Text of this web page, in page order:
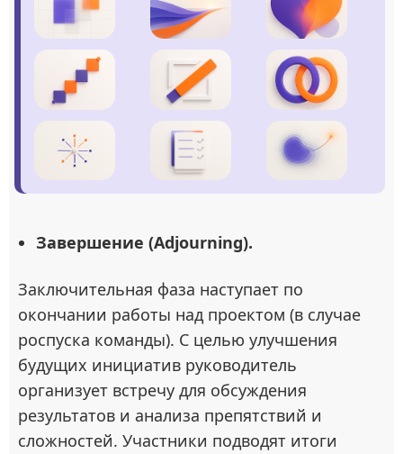
Завершение (Adjourning).
Заключительная фаза наступает по
окончании работы над проектом (в случае
роспуска команды). С целью улучшения
будущих инициатив руководитель
организует встречу для обсуждения
результатов и анализа препятствий и
сложностей. Участники подводят итоги